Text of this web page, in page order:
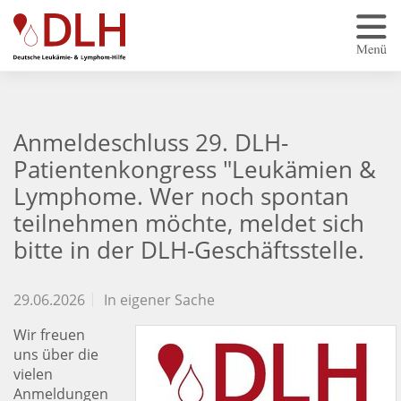
Zum Hauptinhalt springen
Anmeldeschluss 29. DLH-
Patientenkongress "Leukämien &
Lymphome. Wer noch spontan
teilnehmen möchte, meldet sich
bitte in der DLH-Geschäftsstelle.
29.06.2026
In eigener Sache
Wir freuen
uns über die
vielen
Anmeldungen